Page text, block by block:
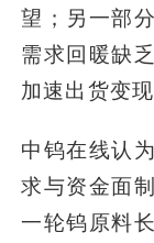
望；另一部
需求回暖缺
加速出货变
中钨在线认
求与资金面
一轮钨原料